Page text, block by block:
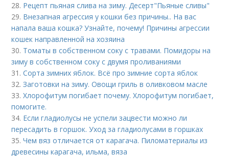
28. Рецепт пьяная слива на зиму. Десерт"Пьяные сливы"
29. Внезапная агрессия у кошки без причины.. На вас
напала ваша кошка? Узнайте, почему! Причины агрессии
кошек направленной на хозяина
30. Томаты в собственном соку с травами. Помидоры на
зиму в собственном соку с двумя проливаниями
31.Сорта зимних яблок. Всё про зимние сорта яблок
32.Заготовки на зиму. Овощи гриль в оливковом масле
33.Хлорофитум погибает почему. Хлорофитум погибает,
помогите.
34. Если гладиолусы не успели зацвести можно ли
пересадить в горшок. Уход за гладиолусами в горшках
35.Чем вяз отличается от карагача. Пиломатериалы из
древесины карагача, ильма, вяза